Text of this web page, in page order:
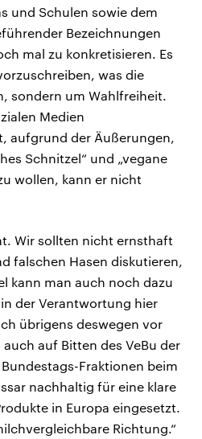
und Schulen sowie dem
Bezeichnungen
mal zu konkretisieren. Es
was die
sondern um Wahlfreiheit.
Medien
aufgrund der Äußerungen,
Schnitzel“ und „vegane
wollen, kann er nicht
Wir sollten nicht ernsthaft
falschen Hasen diskutieren,
kann man auch noch dazu
der Verantwortung hier
übrigens deswegen vor
auf Bitten des VeBu der
Fraktionen beim
nachhaltig für eine klare
in Europa eingesetzt.
Richtung.“